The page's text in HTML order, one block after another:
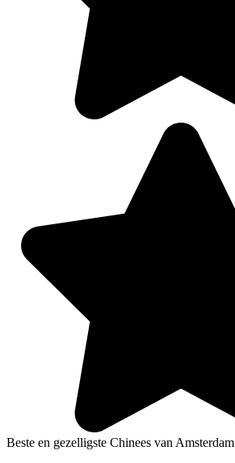
Beste en gezelligste Chinees van Amsterdam